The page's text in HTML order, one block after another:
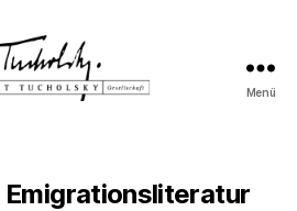
Menü
Emigrationsliteratur